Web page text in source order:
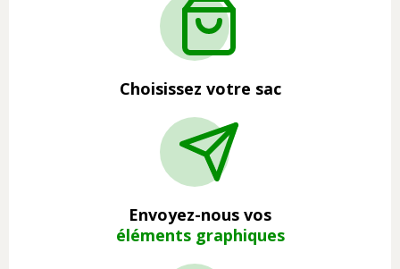
Choisissez votre sac
Envoyez-nous vos
éléments graphiques